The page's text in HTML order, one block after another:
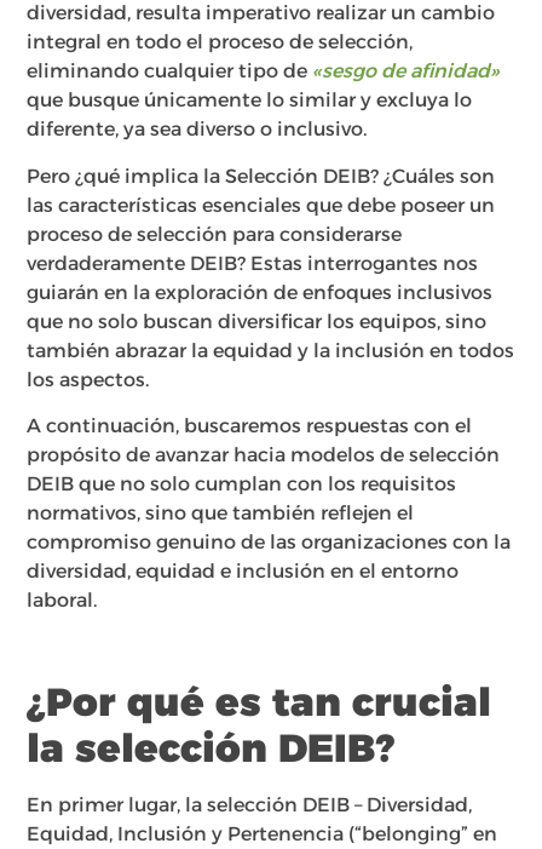
diversidad, resulta imperativo realizar un cambio
integral en todo el proceso de selección,
eliminando cualquier tipo de «sesgo de afinidad»
que busque únicamente lo similar y excluya lo
diferente, ya sea diverso o inclusivo.
Pero ¿qué implica la Selección DEIB? ¿Cuáles son
las características esenciales que debe poseer un
proceso de selección para considerarse
verdaderamente DEIB? Estas interrogantes nos
guiarán en la exploración de enfoques inclusivos
que no solo buscan diversificar los equipos, sino
también abrazar la equidad y la inclusión en todos
los aspectos.
A continuación, buscaremos respuestas con el
propósito de avanzar hacia modelos de selección
DEIB que no solo cumplan con los requisitos
normativos, sino que también reflejen el
compromiso genuino de las organizaciones con la
diversidad, equidad e inclusión en el entorno
laboral.
¿Por qué es tan crucial
la selección DEIB?
En primer lugar, la selección DEIB – Diversidad,
Equidad, Inclusión y Pertenencia (“belonging” en